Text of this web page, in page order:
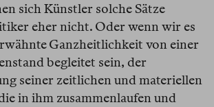
sich Künstler solche Sätze
eher nicht. Oder wenn wir es
Ganzheitlichkeit von einer
begleitet sein, der
seiner zeitlichen und materiellen
in ihm zusammenlaufen und